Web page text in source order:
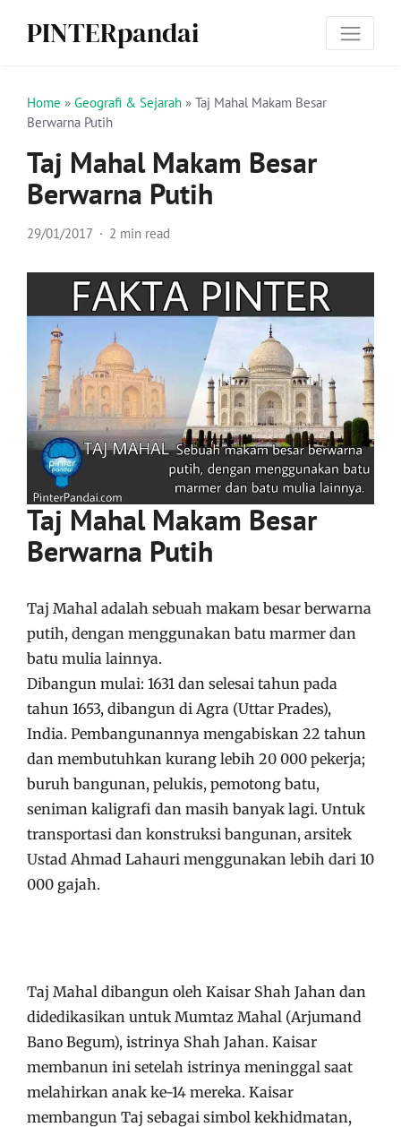
PINTERpandai
Home » Geografi & Sejarah » Taj Mahal Makam Besar
Berwarna Putih
Taj Mahal Makam Besar
Berwarna Putih
29/01/2017 2 min read
Taj Mahal Makam Besar
Berwarna Putih
Taj Mahal adalah sebuah makam besar berwarna
putih, dengan menggunakan batu marmer dan
batu mulia lainnya.
Dibangun mulai: 1631 dan selesai tahun pada
tahun 1653, dibangun di Agra (Uttar Prades),
India. Pembangunannya mengabiskan 22 tahun
dan membutuhkan kurang lebih 20 000 pekerja;
buruh bangunan, pelukis, pemotong batu,
seniman kaligrafi dan masih banyak lagi. Untuk
transportasi dan konstruksi bangunan, arsitek
Ustad Ahmad Lahauri menggunakan lebih dari 10
000 gajah.
Taj Mahal dibangun oleh Kaisar Shah Jahan dan
didedikasikan untuk Mumtaz Mahal (Arjumand
Bano Begum), istrinya Shah Jahan. Kaisar
membanun ini setelah istrinya meninggal saat
melahirkan anak ke-14 mereka. Kaisar
membangun Taj sebagai simbol kekhidmatan,